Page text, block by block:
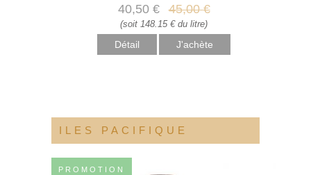
40,50 € 45,00 €
(soit 148.15 € du litre)
Détail
ILES PACIFIQUE
PROMOTION